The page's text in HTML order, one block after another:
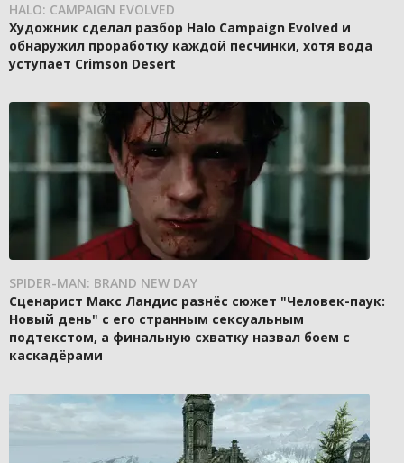
HALO: CAMPAIGN EVOLVED
Художник сделал разбор Halo Campaign Evolved и
обнаружил проработку каждой песчинки, хотя вода
уступает Crimson Desert
SPIDER-MAN: BRAND NEW DAY
Сценарист Макс Ландис разнёс сюжет "Человек-паук:
Новый день" с его странным сексуальным
подтекстом, а финальную схватку назвал боем с
каскадёрами